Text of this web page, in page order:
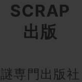
SCRAP
出版
謎専門出版社